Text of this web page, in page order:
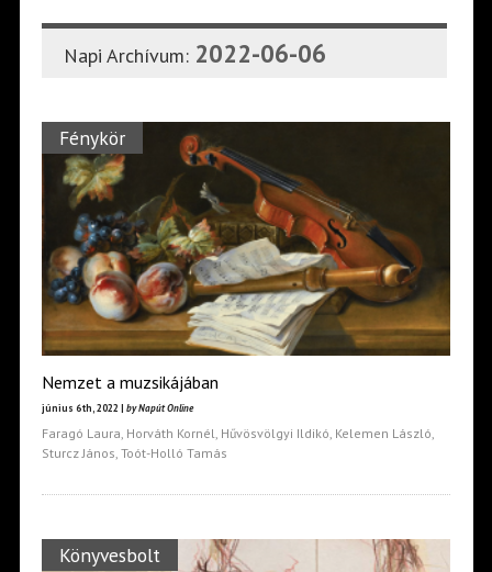
Napi Archívum: 2022-06-06
Fénykör
Nemzet a muzsikájában
június 6th, 2022 | by Napút Online
Faragó Laura, Horváth Kornél, Hűvösvölgyi Ildikó, Kelemen László,
Sturcz János, Toót-Holló Tamás
Könyvesbolt